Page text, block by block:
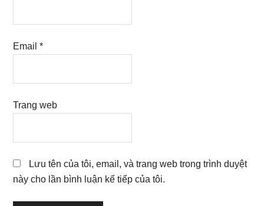
Email*
Trang web
Lưu tên của tôi, email, và trang web trong trình duyệt
này cho lần bình luận kế tiếp của tôi.